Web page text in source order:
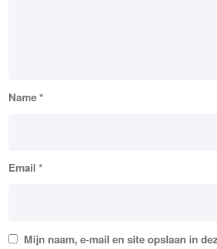
Name*
Email *
Mijn naam, e-mail en site opslaan in